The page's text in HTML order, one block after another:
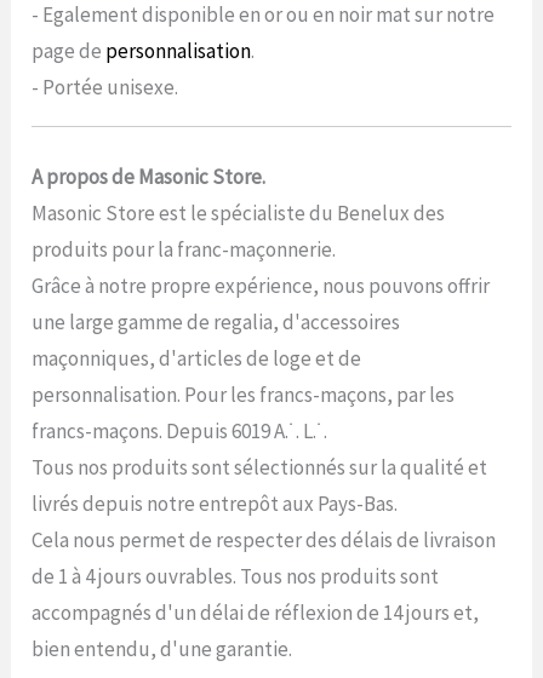
- Egalement disponible en or ou en noir mat sur notre
page de personnalisation.
- Portée unisexe.
A propos de Masonic Store.
Masonic Store est le spécialiste du Benelux des
produits pour la franc-maçonnerie.
Grâce à notre propre expérience, nous pouvons offrir
une large gamme de regalia, d'accessoires
maçonniques, d'articles de loge et de
personnalisation. Pour les francs-maçons, par les
francs-maçons. Depuis 6019 A.˙. L.˙.
Tous nos produits sont sélectionnés sur la qualité et
livrés depuis notre entrepôt aux Pays-Bas.
Cela nous permet de respecter des délais de livraison
de 1 à 4 jours ouvrables. Tous nos produits sont
accompagnés d'un délai de réflexion de 14 jours et,
bien entendu, d'une garantie.